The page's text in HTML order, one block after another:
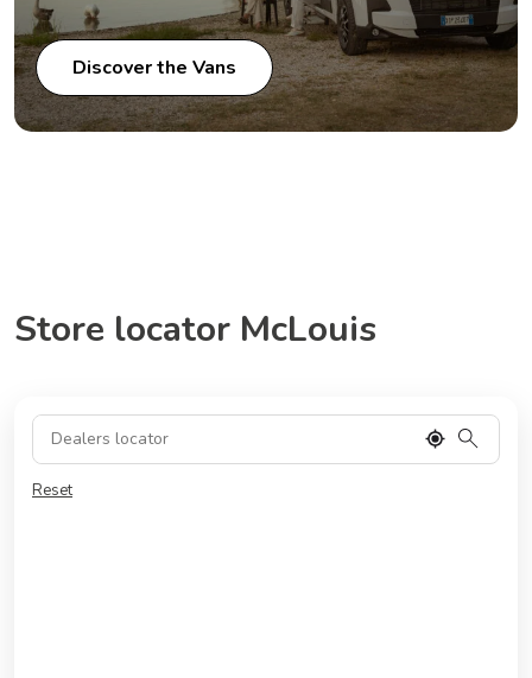
Discover the Vans
Store locator McLouis
Reset